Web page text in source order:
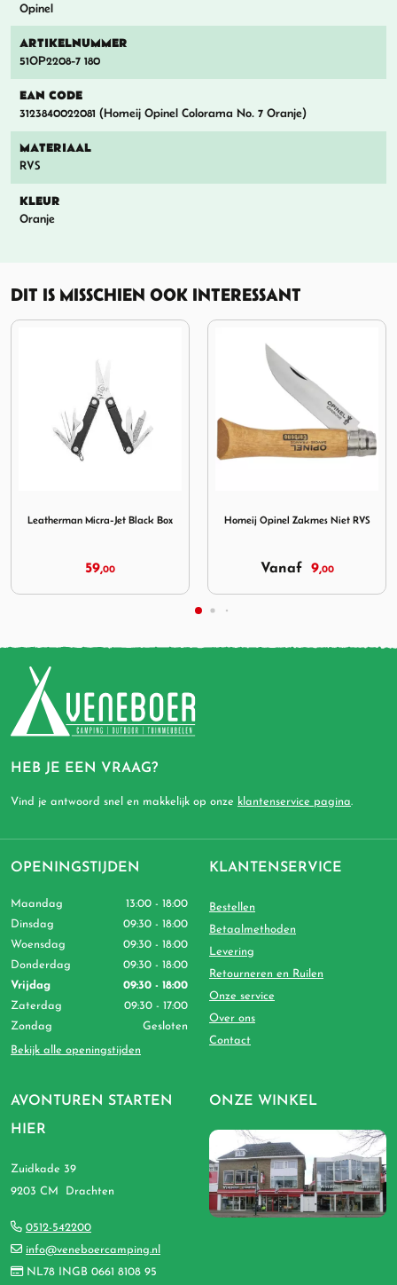
Opinel
ARTIKELNUMMER
51OP2208-7 180
EAN CODE
3123840022081 (Homeij Opinel Colorama No. 7 Oranje)
MATERIAAL
RVS
KLEUR
Oranje
DIT IS MISSCHIEN OOK INTERESSANT
Homeij Opinel Zakmes Niet RVS
Vanaf
Homeij Opinel Colorama No. 7
15,00
HEB JE EEN VRAAG?
Vind je antwoord snel en makkelijk op onze klantenservice pagina.
AVONTUREN STARTEN
HIER
Zuidkade 39
9203 CM Drachten
0512-542200
info@veneboercamping.nl
NL78 INGB 0661 8108 95
OPENINGSTIJDEN
Maandag
13:00 - 18:00
Dinsdag
09:30 - 18:00
Woensdag
09:30 - 18:00
Donderdag
09:30 - 18:00
Vrijdag
09:30 - 18:00
Zaterdag
09:30 - 17:00
Zondag
Gesloten
Bekijk alle openingstijden
KLANTENSERVICE
Bestellen
Betaalmethoden
Levering
Retourneren en Ruilen
Onze service
Over ons
Contact
ONZE WINKEL